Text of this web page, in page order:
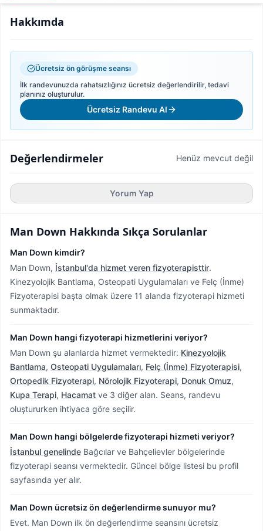
Hakkımda
Ücretsiz ön görüşme seansı
İlk randevunuzda rahatsızlığınız ücretsiz değerlendirilir, tedavi
planınız oluşturulur.
Ücretsiz Randevu Al
Değerlendirmeler Henüz mevcut değil
Yorum Yap
Man Down Hakkında Sıkça Sorulanlar
Man Down kimdir?
Man Down, İstanbul'da hizmet veren fizyoterapisttir.
Kinezyolojik Bantlama, Osteopati Uygulamaları ve Felç (İnme)
Fizyoterapisi başta olmak üzere 11 alanda fizyoterapi hizmeti
sunmaktadır.
Man Down hangi fizyoterapi hizmetlerini veriyor?
Man Down şu alanlarda hizmet vermektedir: Kinezyolojik
Bantlama, Osteopati Uygulamaları, Felç (İnme) Fizyoterapisi,
Ortopedik Fizyoterapi, Nörolojik Fizyoterapi, Donuk Omuz,
Kupa Terapi, Hacamat ve 3 diğer alan. Seans, randevu
oluştururken ihtiyaca göre seçilir.
Man Down hangi bölgelerde fizyoterapi hizmeti veriyor?
İstanbul genelinde Bağcılar ve Bahçelievler bölgelerinde
fizyoterapi seansı vermektedir. Güncel bölge listesi bu profil
sayfasında yer alır.
Man Down ücretsiz ön değerlendirme sunuyor mu?
Evet. Man Down ilk ön değerlendirme seansını ücretsiz